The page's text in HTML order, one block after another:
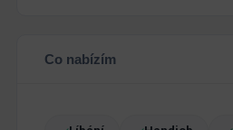
Co nabízím